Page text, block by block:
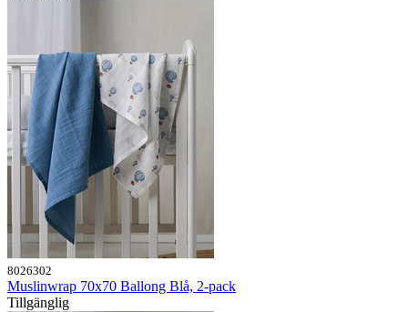
8026302
Muslinwrap 70x70 Ballong Blå, 2-pack
Tillgänglig